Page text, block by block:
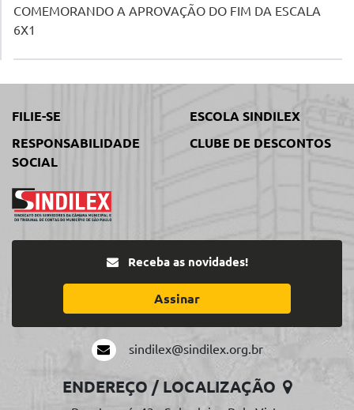
COMEMORANDO A APROVAÇÃO DO FIM DA ESCALA
6X1
FILIE-SE
ESCOLA SINDILEX
RESPONSABILIDADE
SOCIAL
CLUBE DE DESCONTOS
Receba as novidades!
Assinar
sindilex@sindilex.org.br
ENDEREÇO / LOCALIZAÇÃO